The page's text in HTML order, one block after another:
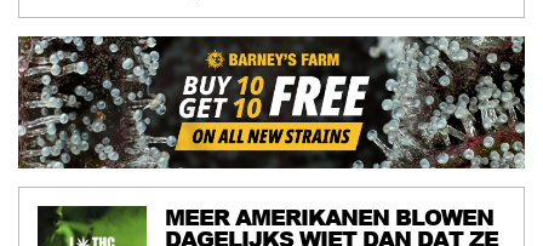
MEER AMERIKANEN BLOWEN
DAGELIJKS WIET DAN DAT ZE